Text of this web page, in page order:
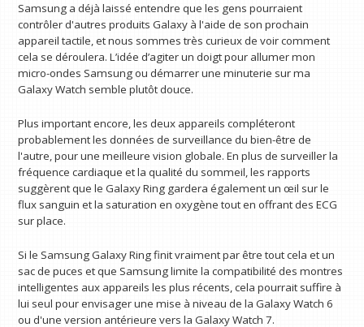
Samsung a déjà laissé entendre que les gens pourraient
contrôler d'autres produits Galaxy à l'aide de son prochain
appareil tactile, et nous sommes très curieux de voir comment
cela se déroulera. L’idée d’agiter un doigt pour allumer mon
micro-ondes Samsung ou démarrer une minuterie sur ma
Galaxy Watch semble plutôt douce.
Plus important encore, les deux appareils compléteront
probablement les données de surveillance du bien-être de
l'autre, pour une meilleure vision globale. En plus de surveiller la
fréquence cardiaque et la qualité du sommeil, les rapports
suggèrent que le Galaxy Ring gardera également un œil sur le
flux sanguin et la saturation en oxygène tout en offrant des ECG
sur place.
Si le Samsung Galaxy Ring finit vraiment par être tout cela et un
sac de puces et que Samsung limite la compatibilité des montres
intelligentes aux appareils les plus récents, cela pourrait suffire à
lui seul pour envisager une mise à niveau de la Galaxy Watch 6
ou d'une version antérieure vers la Galaxy Watch 7.